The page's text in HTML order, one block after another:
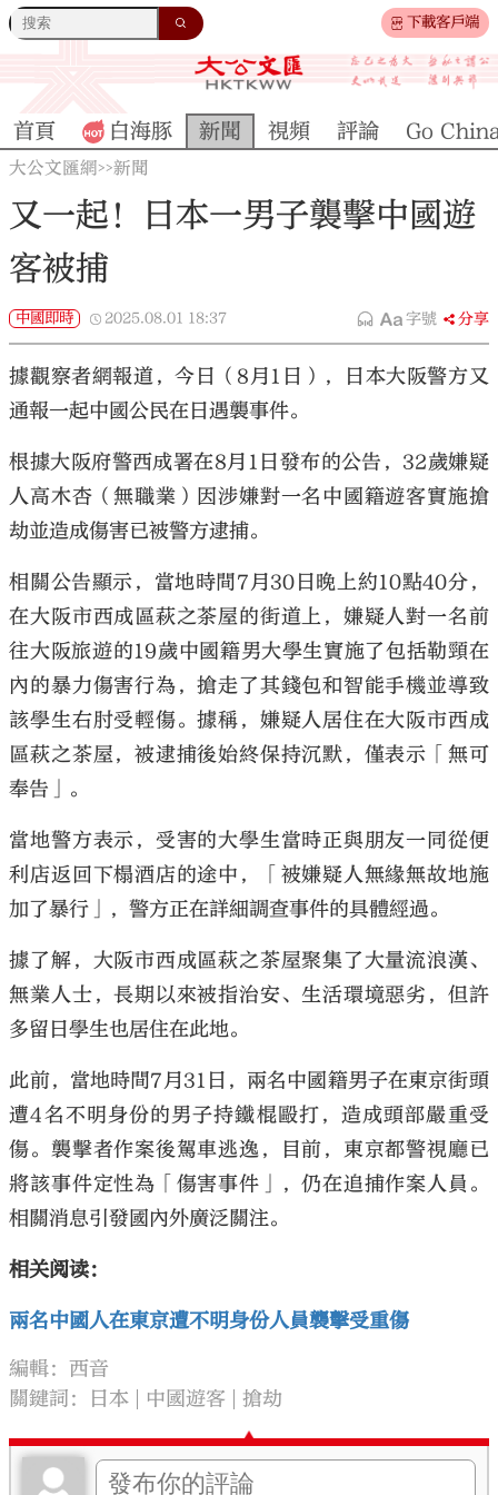
下載客戶端
大公文匯
首頁 白海豚 新聞 視頻 評論 Go
大公文匯網>>新聞
又一起！日本一男子襲擊中國遊
客被捕
中國即時 2025.08.01 18:37 字號 分享
據觀察者網報道，今日（8月1日），日本大阪警方又
通報一起中國公民在日遇襲事件。
根據大阪府警西成署在8月1日發布的公告，32歲嫌疑
人高木杏（無職業）因涉嫌對一名中國籍遊客實施搶
劫並造成傷害已被警方逮捕。
相關公告顯示，當地時間7月30日晚上約10點40分，
在大阪市西成區萩之茶屋的街道上，嫌疑人對一名前
往大阪旅遊的19歲中國籍男大學生實施了包括勒頸在
內的暴力傷害行為，搶走了其錢包和智能手機並導致
該學生右肘受輕傷。據稱，嫌疑人居住在大阪市西成
區萩之茶屋，被逮捕後始終保持沉默，僅表示「無可
奉告」。
當地警方表示，受害的大學生當時正與朋友一同從便
利店返回下榻酒店的途中，「被嫌疑人無緣無故地施
加了暴行」，警方正在詳細調查事件的具體經過。
據了解，大阪市西成區萩之茶屋聚集了大量流浪漢、
無業人士，長期以來被指治安、生活環境惡劣，但許
多留日學生也居住在此地。
此前，當地時間7月31日，兩名中國籍男子在東京街頭
遭4名不明身份的男子持鐵棍毆打，造成頭部嚴重受
傷。襲擊者作案後駕車逃逸，目前，東京都警視廳已
將該事件定性為「傷害事件」，仍在追捕作案人員。
相關消息引發國內外廣泛關注。
相关阅读：
兩名中國人在東京遭不明身份人員襲擊受重傷
編輯：西音
關鍵詞：
日本 中國遊客 搶劫